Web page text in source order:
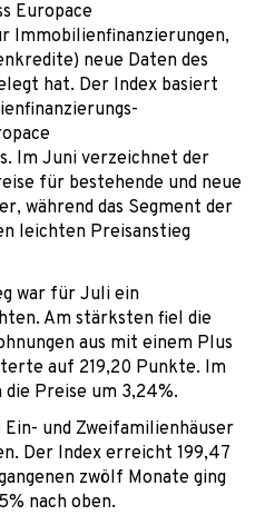
Europace
Immobilienfinanzierungen,
neue Daten des
hat. Der Index basiert
Im Juni verzeichnet der
für bestehende und neue
während das Segment der
leichten Preisanstieg
war für Juli ein
Am stärksten fiel die
aus mit einem Plus
auf 219,20 Punkte. Im
Preise um 3,24%.
und Zweifamilienhäuser
Der Index erreicht 199,47
zwölf Monate ging
nach oben.